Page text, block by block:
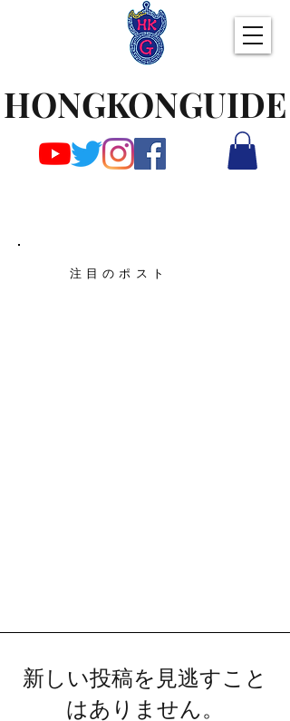
HONGKONGUIDE
注目のポスト
新しい投稿を見逃すこと
はありません。